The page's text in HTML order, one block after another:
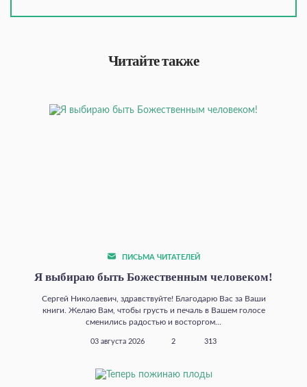
Читайте также
ПИСЬМА ЧИТАТЕЛЕЙ
Я выбираю быть Божественным человеком!
Сергей Николаевич, здравствуйте! Благодарю Вас за Ваши
книги. Желаю Вам, чтобы грусть и печаль в Вашем голосе
сменились радостью и восторгом...
03 августа 2026 2 313